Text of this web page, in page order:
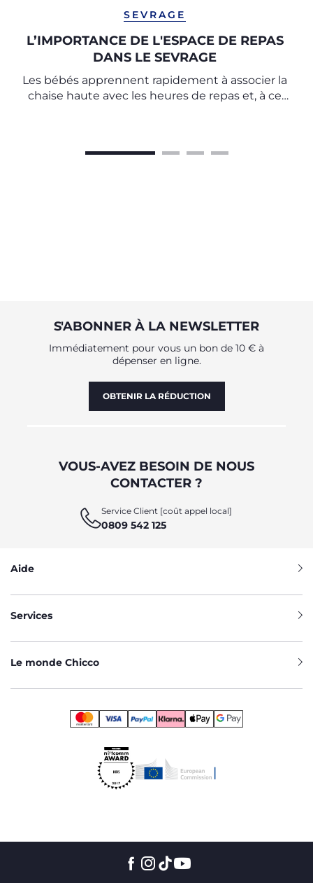
SEVRAGE
L’IMPORTANCE DE L'ESPACE DE REPAS
DANS LE SEVRAGE
Les bébés apprennent rapidement à associer la
chaise haute avec les heures de repas et, à ce
S'ABONNER À LA NEWSLETTER
Immédiatement pour vous un bon de 10 € à
dépenser en ligne.
OBTENIR LA RÉDUCTION
VOUS-AVEZ BESOIN DE NOUS
CONTACTER ?
Service Client [coût appel local]
0809 542 125
Aide
Services
Le monde Chicco